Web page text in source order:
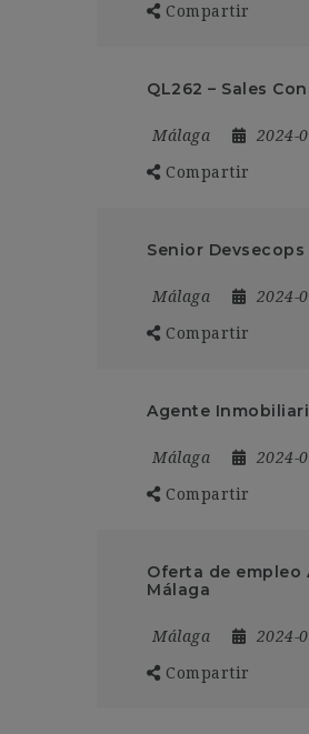
Compartir
QL262 – Sales
Málaga 2024-
Compartir
Senior
Málaga 2024-
Compartir
Agente
Málaga 2024-
Compartir
Oferta de empleo
Málaga
Málaga 2024-
Compartir